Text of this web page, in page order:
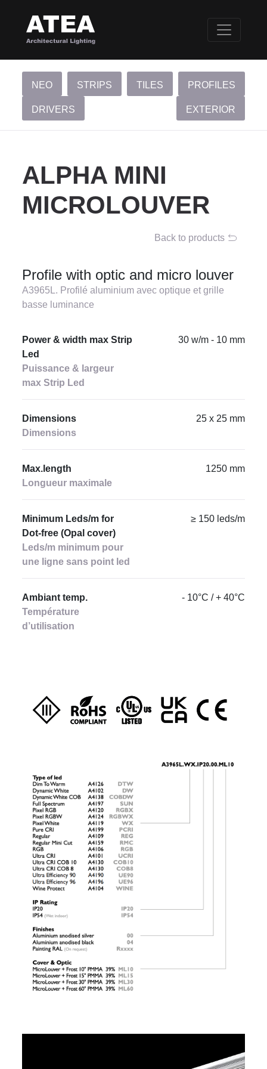
NEO STRIPS TILES PROFILES
DRIVERS EXTERIOR
ALPHA MINI
MICROLOUVER
Back to products
Profile with optic and micro louver
A3965L. Profilé aluminium avec optique et grille
basse luminance
Power & width max Strip
Led
Puissance & largeur
max Strip Led
30 w/m - 10 mm
Dimensions
Dimensions
25 x 25 mm
Max.length
Longueur maximale
1250 mm
Minimum Leds/m for
Dot-free (Opal cover)
Leds/m minimum pour
une ligne sans point led
≥ 150 leds/m
Ambiant temp.
Température
d’utilisation
- 10°C / + 40°C